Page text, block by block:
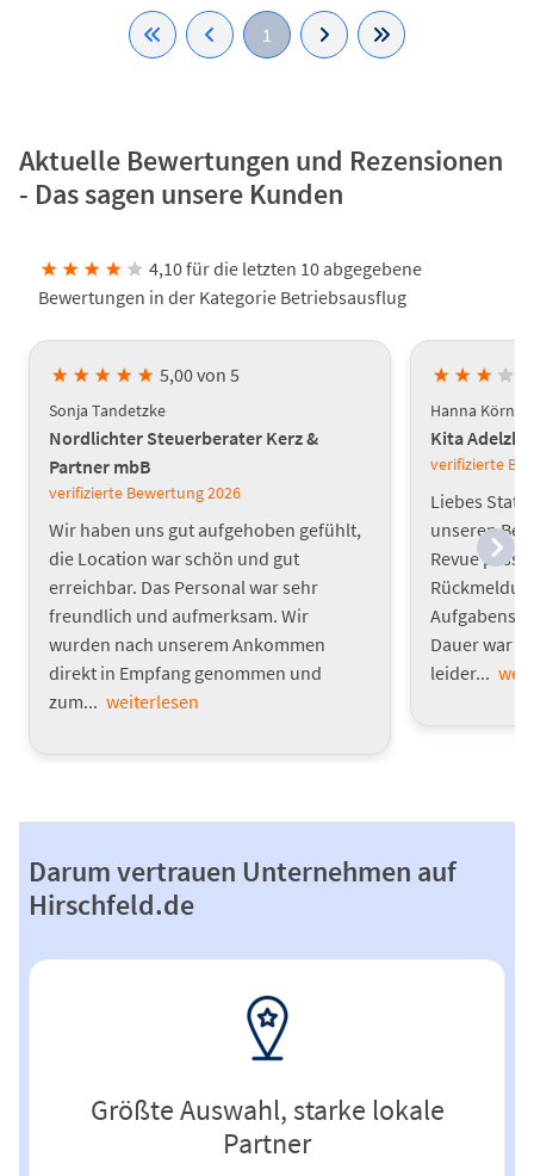
1
Aktuelle Bewertungen und Rezensionen
- Das sagen unsere Kunden
★ ★ ★ ★ ★ 4,10 für die letzten 10 abgegebene
Bewertungen in der Kategorie Betriebsausflug
★ ★ ★ ★ ★ 5,00 von 5
Sonja Tandetzke
Nordlichter Steuerberater Kerz &
Partner mbB
verifizierte Bewertung2026
Wir haben uns gut aufgehoben gefühlt,
die Location war schön und gut
erreichbar. Das Personal war sehr
freundlich und aufmerksam. Wir
wurden nach unserem Ankommen
direkt in Empfang genommen und
zum... weiterlesen
★ ★ ★ ★
Hanna Körner
Kita
verifizierte
Liebes
unseren
Revue
Dauer war
leider...
Darum vertrauen Unternehmen auf
Hirschfeld.de
Größte Auswahl, starke lokale
Partner